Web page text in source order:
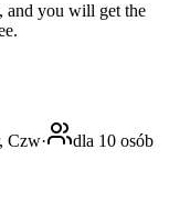
and you will get the
Czw·
dla 10 osób